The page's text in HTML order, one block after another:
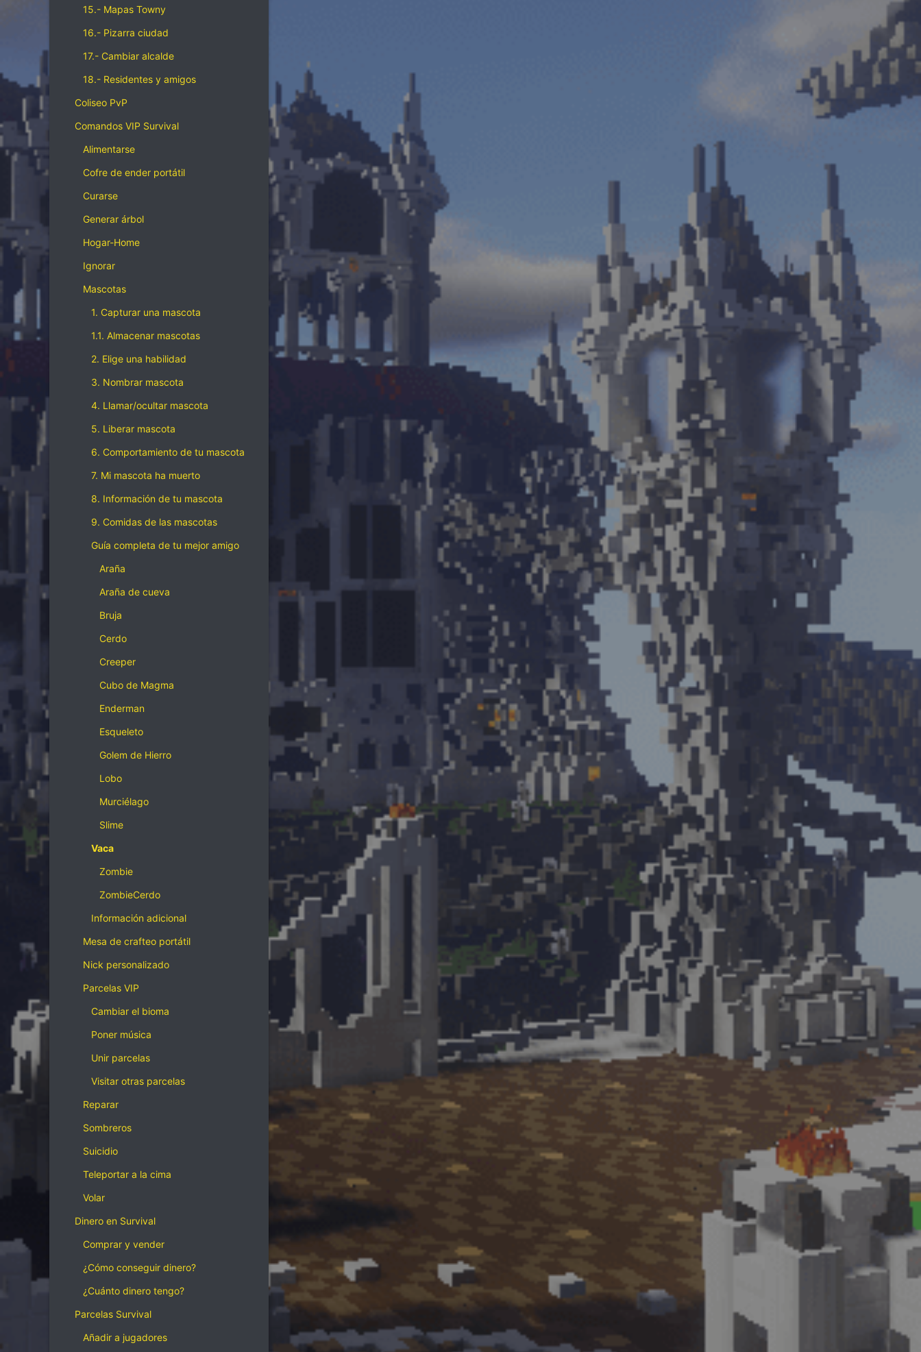
15.- Mapas Towny
16.- Pizarra ciudad
17.- Cambiar alcalde
18.- Residentes y amigos
Coliseo PvP
Comandos VIP Survival
Alimentarse
Cofre de ender portátil
Curarse
Generar árbol
Hogar-Home
Ignorar
Mascotas
1. Capturar una mascota
1.1. Almacenar mascotas
2. Elige una habilidad
3. Nombrar mascota
4. Llamar/ocultar mascota
5. Liberar mascota
6. Comportamiento de tu mascota
7. Mi mascota ha muerto
8. Información de tu mascota
9. Comidas de las mascotas
Guía completa de tu mejor amigo
Araña
Araña de cueva
Bruja
Cerdo
Creeper
Cubo de Magma
Enderman
Esqueleto
Golem de Hierro
Lobo
Murciélago
Slime
Vaca
Zombie
ZombieCerdo
Información adicional
Mesa de crafteo portátil
Nick personalizado
Parcelas VIP
Cambiar el bioma
Poner música
Unir parcelas
Visitar otras parcelas
Reparar
Sombreros
Suicidio
Teleportar a la cima
Volar
Dinero en Survival
Comprar y vender
¿Cómo conseguir dinero?
¿Cuánto dinero tengo?
Parcelas Survival
Añadir a jugadores